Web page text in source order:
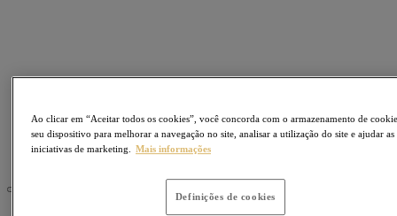
Ao clicar em “Aceitar todos os cookies”, você concorda com o armazenamento de
seu dispositivo para melhorar a navegação no site, analisar a utilização do site e ajudar as
iniciativas de marketing.
Mais informações
Definições de cookies